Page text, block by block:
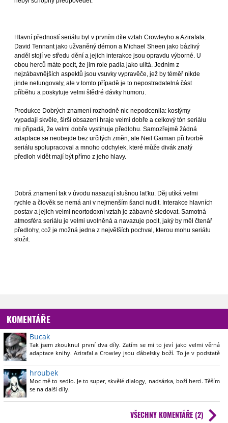
Hlavní předností seriálu byl v prvním díle vztah Crowleyho a Azirafala.
David Tennant jako užvaněný démon a Michael Sheen jako bázlivý
anděl stojí ve středu dění a jejich interakce jsou opravdu výborné. U
obou herců máte pocit, že jim role padla jako ulitá. Jedním z
nejzábavnějších aspektů jsou vsuvky vypravěče, jež by téměř nikde
jinde nefungovaly, ale v tomto případě je to nepostradatelná část
příběhu a poskytuje velmi štědré dávky humoru.
Produkce Dobrých znamení rozhodně nic nepodcenila: kostýmy
vypadají skvěle, širší obsazení hraje velmi dobře a celkový tón seriálu
mi připadá, že velmi dobře vystihuje předlohu. Samozřejmě žádná
adaptace se neobejde bez určitých změn, ale Neil Gaiman při tvorbě
seriálu spolupracoval a mnoho odchylek, které může divák znalý
předloh vidět mají být přímo z jeho hlavy.
Dobrá znamení tak v úvodu nasazují slušnou laťku. Děj utíká velmi
rychle a člověk se nemá ani v nejmenším šanci nudit. Interakce hlavních
postav a jejich velmi neortodoxní vztah je zábavné sledovat. Samotná
atmosféra seriálu je velmi uvolněná a navazuje pocit, jaký by měl čtenář
předlohy, což je možná jedna z největších pochval, kterou mohu seriálu
složit.
KOMENTÁŘE
Bucak
Tak jsem zkouknul první dva díly. Zatím se mi to jeví jako velmi věrná
adaptace knihy. Azirafal a Crowley jsou ďábelsky boží. To je v podstatě
Naštěstí jsou na obrazovce spoustu času. Všichni herci jsou výborní,
včetně dětských, ale oni si to prostě celé kradou pro sebe.
Obecně se casting opravdu povedl a všichni tam typově sedí. Dokonce i
Pepřenka, i když ji brownwashli. Přesto si rýpnu - v knize měla zrzavé
vlasy z určitého důvodu.
hroubek
Moc mě to sedlo. Je to super, skvělé dialogy, nadsázka, boží herci. Těším
se na další díly.
VŠECHNY KOMENTÁŘE (2)